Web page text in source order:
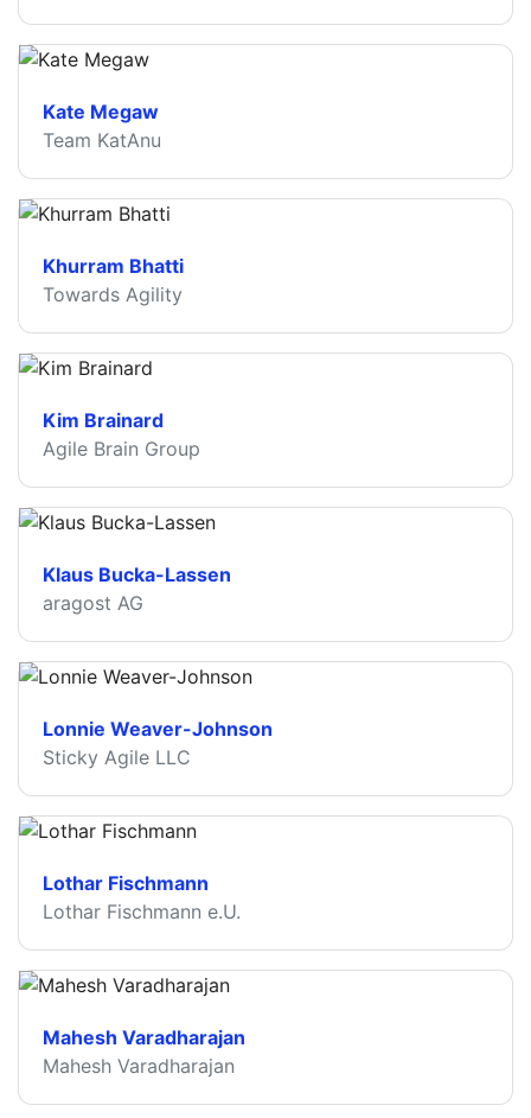
Kate Megaw
Team KatAnu
Khurram Bhatti
Towards Agility
Kim Brainard
Agile Brain Group
Klaus Bucka-Lassen
aragost AG
Lonnie Weaver-Johnson
Sticky Agile LLC
Lothar Fischmann
Lothar Fischmann e.U.
Mahesh Varadharajan
Mahesh Varadharajan